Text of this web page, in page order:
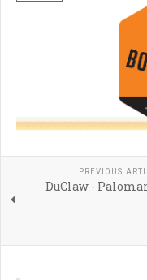
PREVIOUS
DuClaw -